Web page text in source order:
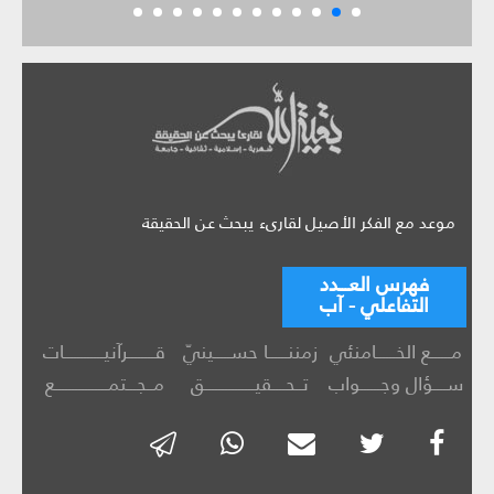
موعد مع الفكر الأصيل لقارىء يبحث عن الحقيقة
فهرس العـــدد
التفاعلي - آب
مــــــع الخــــــامنئي زمننــــــا حســـــينيّ
قــــــــرآنيــــــــــــات
ســــؤال وجــــــواب
تــحــــقيـــــــــــــــق مــجـــتمــــــــــــــــع